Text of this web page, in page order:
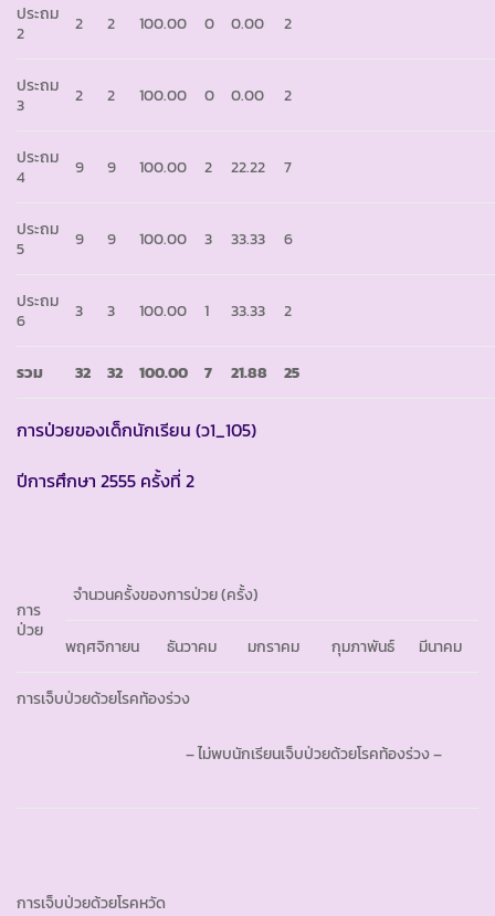
ประถม
2
2 2 100.00 0 0.00 2
ประถม
3
2 2 100.00 0 0.00 2
ประถม
4
9 9 100.00 2 22.22 7
ประถม
5
9 9 100.00 3 33.33 6
ประถม
6
3 3 100.00 1 33.33 2
รวม 32 32 100.00 7 21.88 25
การป่วยของเด็กนักเรียน (ว1_105)
ปีการศึกษา 2555 ครั้งที่ 2
การ
ป่วย
จำนวนครั้งของการป่วย (ครั้ง)
พฤศจิกายน ธันวาคม มกราคม กุมภาพันธ์ มีนาคม
การเจ็บป่วยด้วยโรคท้องร่วง
– ไม่พบนักเรียนเจ็บป่วยด้วยโรคท้องร่วง –
การเจ็บป่วยด้วยโรคหวัด